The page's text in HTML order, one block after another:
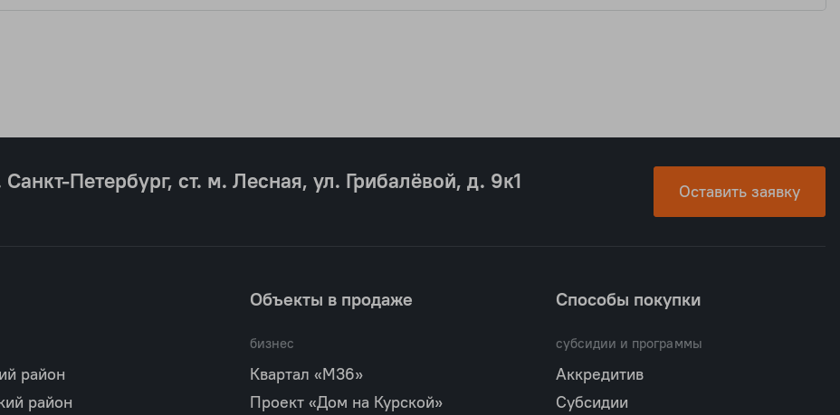
Санкт‐Петербург, ст. м. Лесная, ул. Грибалёвой, д. 9к1 Оставить заявку
район
район
Объекты в продаже
бизнес
Квартал «М36»
Проект «Дом на Курской»
Способы покупки
субсидии и программы
Аккредитив
Субсидии